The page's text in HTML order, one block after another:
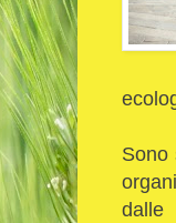
Sono
dalle